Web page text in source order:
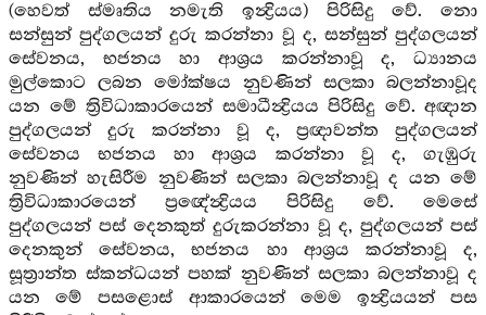
(හෙවත් ස්මෘතිය නමැති ඉන්‍ද්‍රියය) පිරිසිදු වේ. නො
සන්සුන් පුද්ගලයන් දුරු කරන්නා වූ ද, සන්සුන් පුද්ගලයන්
සේවනය, භජනය හා ආශ්‍රය කරන්නාවූ ද, ධ්‍යානය
මුල්කොට ලබන මෝක්ෂය නුවණින් සලකා බලන්නාවූද
යන මේ ත්‍රිවිධාකාරයෙන් සමාධීන්‍ද්‍රියය පිරිසිදු වේ. අඥාන
පුද්ගලයන් දුරු කරන්නා වූ ද, ප්‍රඥාවන්ත පුද්ගලයන්
සේවනය භජනය හා ආශ්‍රය කරන්නා වූ ද, ගැඹුරු
නුවණින් හැසිරීම නුවණින් සලකා බලන්නාවූ ද යන මේ
ත්‍රිවිධාකාරයෙන් ප්‍රඥේන්‍ද්‍රියය පිරිසිදු වේ. මෙසේ
පුද්ගලයන් පස් දෙනකුත් දුරුකරන්නා වූ ද, පුද්ගලයන් පස්
දෙනකුන් සේවනය, භජනය හා ආශ්‍රය කරන්නාවූ ද,
සූත්‍රාන්ත ස්කන්ධයන් පහක් නුවණින් සලකා බලන්නාවූ ද
යන මේ පසළොස් ආකාරයෙන් මෙම ඉන්‍ද්‍රියයන් පස